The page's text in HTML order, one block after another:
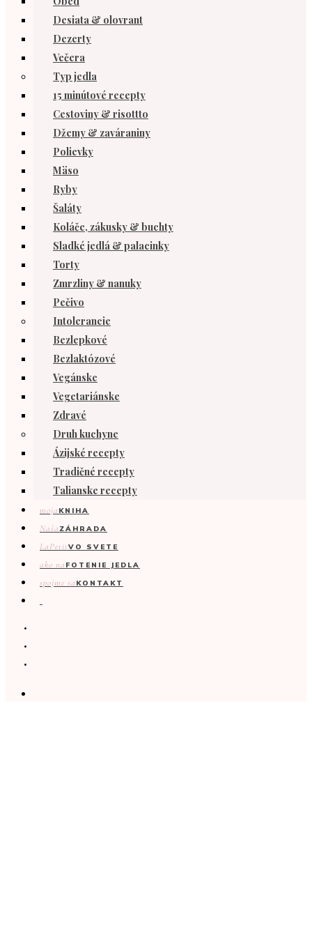
Desiata & olovrant
Dezerty
Večera
Typ jedla
15 minútové recepty
Cestoviny & risottto
Džemy & zaváraniny
Polievky
Mäso
Ryby
Šaláty
Koláče, zákusky & buchty
Sladké jedlá & palacinky
Torty
Zmrzliny & nanuky
Pečivo
Intolerancie
Bezlepkové
Bezlaktózové
Vegánske
Vegetariánske
Zdravé
Druh kuchyne
Ázijské recepty
Tradičné recepty
Talianske recepty
moja KNIHA
Naša ZÁHRADA
LaPetitVO SVETE
ako na FOTENIE JEDLA
spojme sa KONTAKT